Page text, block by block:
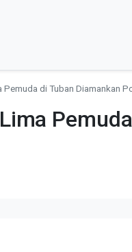
Pemuda di Tuban Diamankan